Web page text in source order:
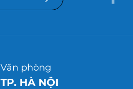
Văn phòng
TP. HÀ NỘI